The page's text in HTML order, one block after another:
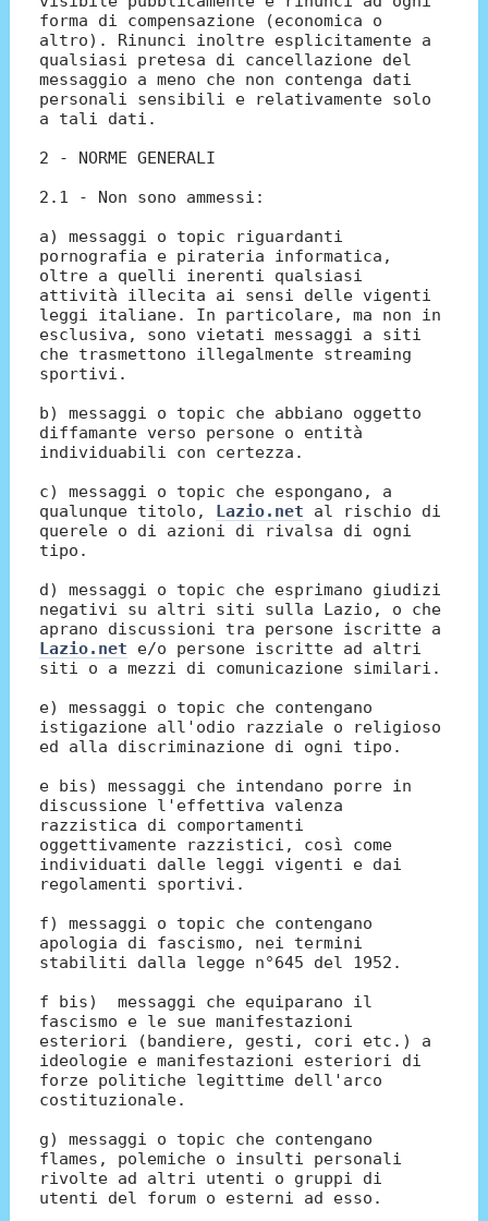
forma di compensazione (economica o
altro). Rinunci inoltre esplicitamente a
qualsiasi pretesa di cancellazione del
messaggio a meno che non contenga dati
personali sensibili e relativamente solo
a tali dati.
2 - NORME GENERALI
2.1 - Non sono ammessi:
a) messaggi o topic riguardanti
pornografia e pirateria informatica,
oltre a quelli inerenti qualsiasi
attività illecita ai sensi delle vigenti
leggi italiane. In particolare, ma non in
esclusiva, sono vietati messaggi a siti
che trasmettono illegalmente streaming
sportivi.
b) messaggi o topic che abbiano oggetto
diffamante verso persone o entità
individuabili con certezza.
c) messaggi o topic che espongano, a
qualunque titolo, Lazio.net al rischio di
querele o di azioni di rivalsa di ogni
tipo.
d) messaggi o topic che esprimano giudizi
negativi su altri siti sulla Lazio, o che
aprano discussioni tra persone iscritte a
Lazio.net e/o persone iscritte ad altri
siti o a mezzi di comunicazione similari.
e) messaggi o topic che contengano
istigazione all'odio razziale o religioso
ed alla discriminazione di ogni tipo.
e bis) messaggi che intendano porre in
discussione l'effettiva valenza
razzistica di comportamenti
oggettivamente razzistici, così come
individuati dalle leggi vigenti e dai
regolamenti sportivi.
f) messaggi o topic che contengano
apologia di fascismo, nei termini
stabiliti dalla legge n°645 del 1952.
f bis) messaggi che equiparano il
fascismo e le sue manifestazioni
esteriori (bandiere, gesti, cori etc.) a
ideologie e manifestazioni esteriori di
forze politiche legittime dell'arco
costituzionale.
g) messaggi o topic che contengano
flames, polemiche o insulti personali
rivolte ad altri utenti o gruppi di
utenti del forum o esterni ad esso.